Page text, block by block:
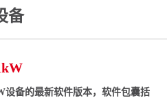
备
设备的最新软件版本，软件包囊括